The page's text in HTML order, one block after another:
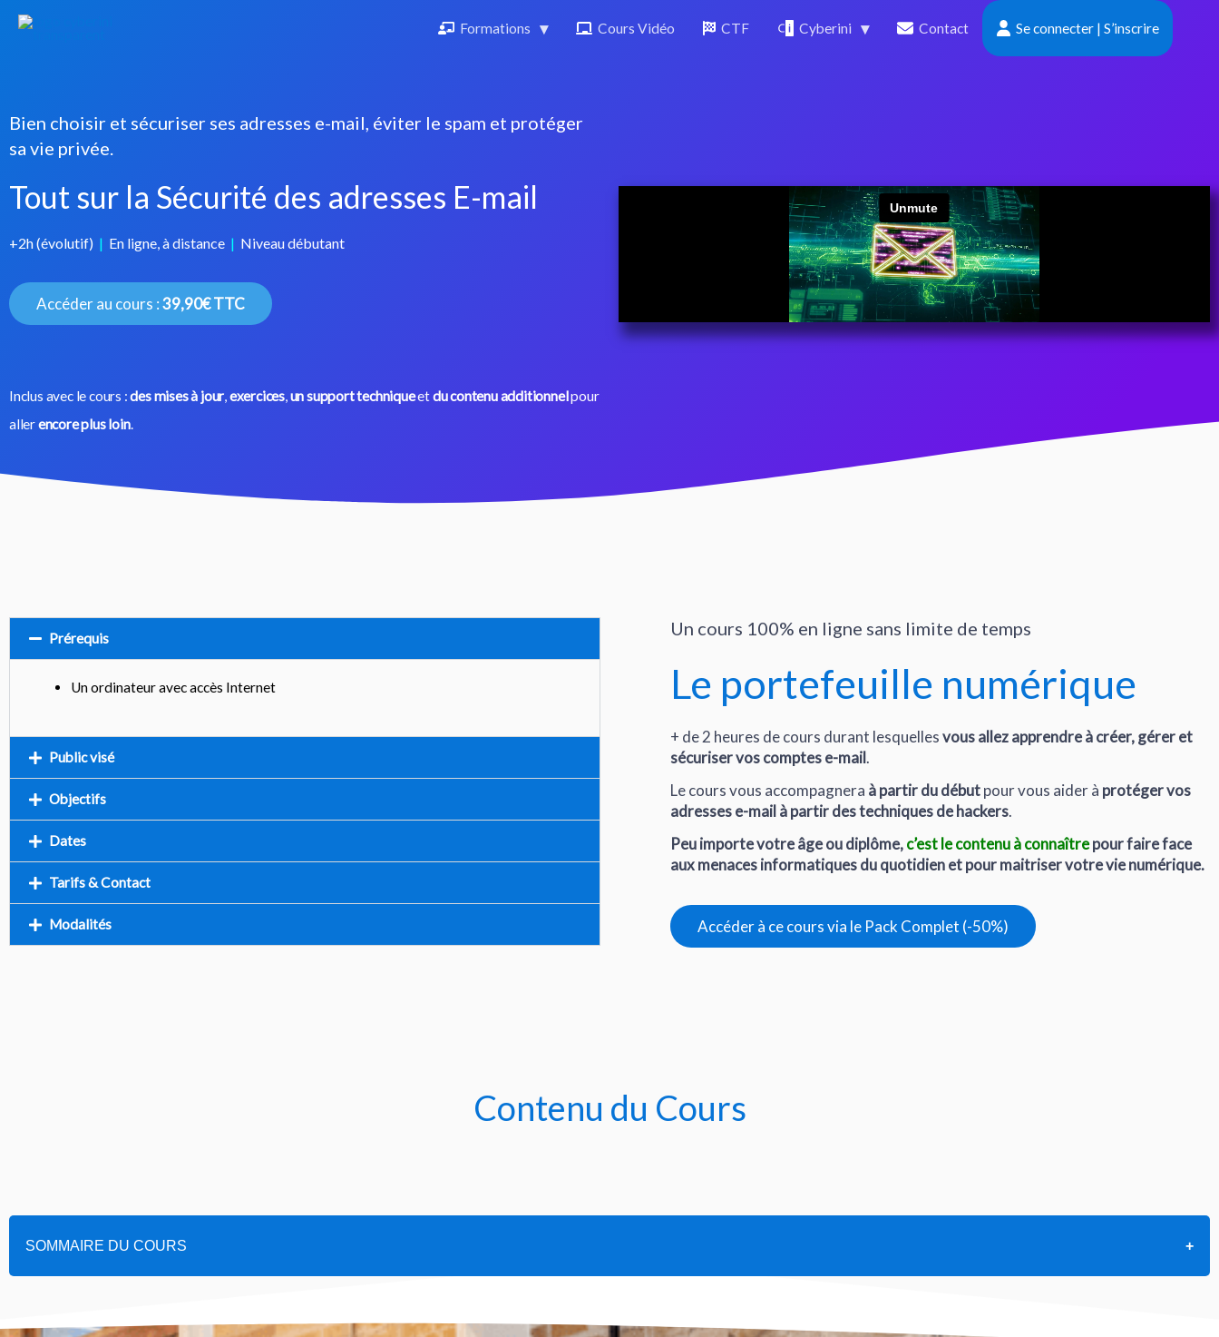
Formations Cours Vidéo CTF Cyberini Contact Se connecter | S’inscrire
Bien choisir et sécuriser ses adresses e-mail, éviter le spam et protéger
sa vie privée.
Tout sur la Sécurité des adresses E-mail
+2h (évolutif) | En ligne, à distance | Niveau débutant
Accéder au cours :39,90€ TTC
Inclus avec le cours :des mises à jour exercices un support techniqueetdu contenu additionnelpour
allerencore plus loin.
Prérequis
Un ordinateur avec accès Internet
Public visé
Objectifs
Dates
Tarifs & Contact
Modalités
Un cours 100% en ligne sans limite de temps
Le portefeuille numérique
+ de 2 heures de cours durant lesquellesvous allez apprendre à créer, gérer et
sécuriser vos comptes e-mail.
Le cours vous accompagnera à partir du débutpour vous aider à protéger vos
adresses e-mail à partir des techniques de hackers.
Peu importe votre âge ou diplôme,c’est le contenu à connaîtrepour faire face
aux menaces informatiques du quotidien et pour maitriser votre vie numérique.
Accéder à ce cours via le Pack Complet (-50%)
Contenu du Cours
SOMMAIRE DU COURS